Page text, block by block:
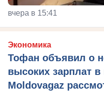
вчера в 15:41
Экономика
Тофан объявил о
высоких зарплат в
Moldovagaz